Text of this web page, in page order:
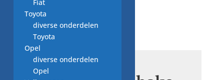
Fiat
Toyota
diverse onderdelen
Toyota
Opel
diverse onderdelen
Opel